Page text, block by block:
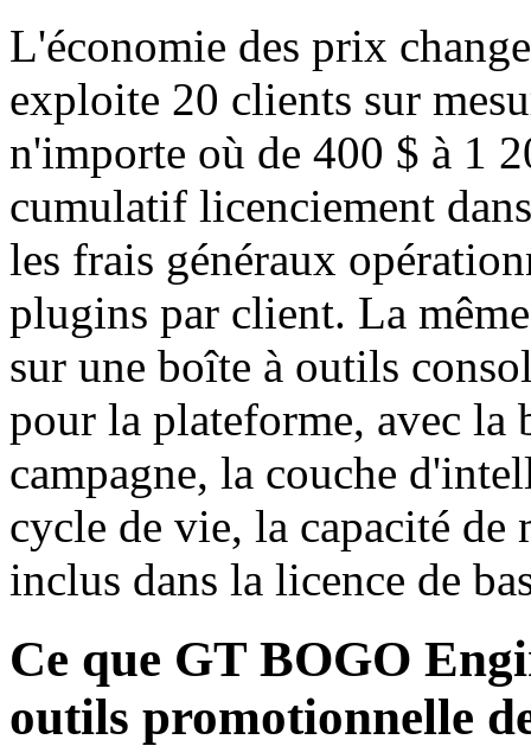
L'économie des prix
exploite 20 clients sur
n'importe où de 400 $ à 1
cumulatif licenciement
les frais généraux
plugins par client. La
sur une boîte à outils
pour la plateforme, avec la
campagne, la couche
cycle de vie, la capacité de
inclus dans la licence de
Ce que GT BOGO
outils promotionnelle